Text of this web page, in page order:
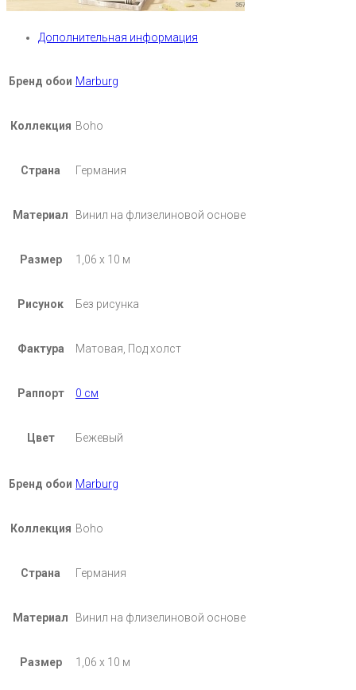
Дополнительная информация
Бренд обои Marburg
Коллекция Boho
Страна Германия
Материал Винил на флизелиновой основе
Размер 1,06 х 10 м
Рисунок Без рисунка
Фактура Матовая, Под холст
Раппорт 0 см
Цвет Бежевый
Бренд обои Marburg
Коллекция Boho
Страна Германия
Материал Винил на флизелиновой основе
Размер 1,06 х 10 м